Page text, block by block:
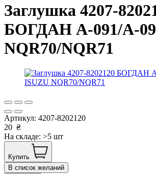
Заглушка 4207-
БОГДАН А-091/А-
NQR70/NQR71
Артикул: 4207-8202120
20 ₴
На складе: >5 шт
Купить
В список желаний